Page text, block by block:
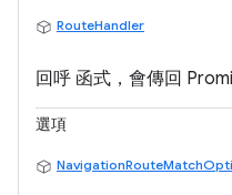
RouteHandler
回呼 函式，會傳回
選項